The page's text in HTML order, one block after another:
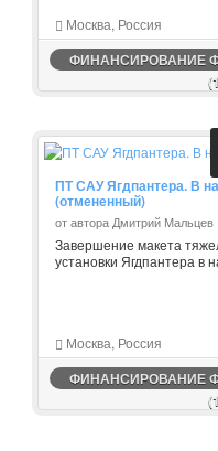
Москва, Россия
ФИНАНСИРОВАНИЕ
ПТ САУ Ягдпантера. В
(отмененный)
от автора Дмитрий Мальцев
Завершение макета
установки Ягдпантера в
Москва, Россия
ФИНАНСИРОВАНИЕ